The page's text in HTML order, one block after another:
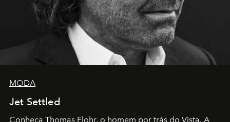
MODA
Jet Settled
Conheça Thomas Flohr, o homem por trás do Vista. A